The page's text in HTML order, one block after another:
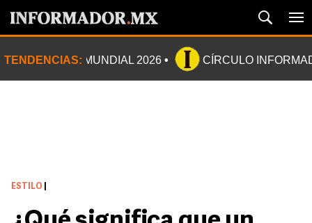
TENDENCIAS: MUNDIAL 2026 CÍRCULO
ESTILO